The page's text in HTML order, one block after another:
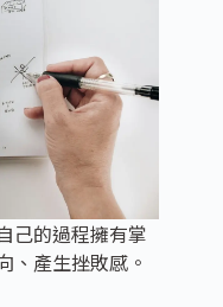
己的過程擁有掌
、產生挫敗感。